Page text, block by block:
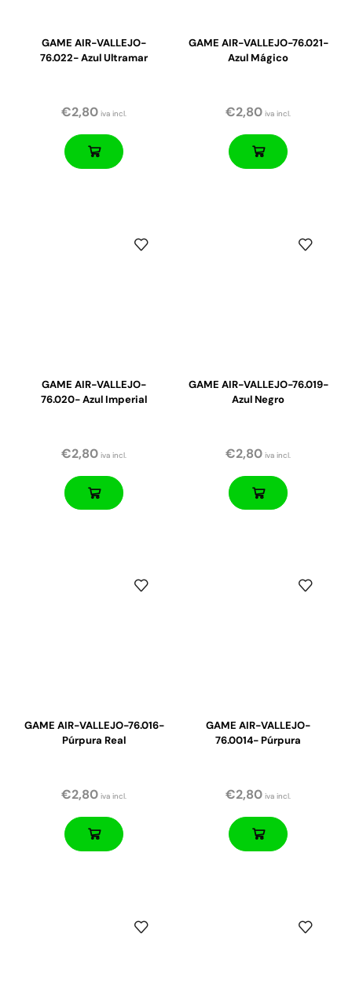
GAME AIR-VALLEJO-
76.022- Azul Ultramar
€2,80 iva incl.
GAME AIR-VALLEJO-76.021-
Azul Mágico
€2,80 iva incl.
GAME AIR-VALLEJO-
76.020- Azul Imperial
€2,80 iva incl.
GAME AIR-VALLEJO-76.019-
Azul Negro
€2,80 iva incl.
GAME AIR-VALLEJO-76.016-
Púrpura Real
€2,80 iva incl.
GAME AIR-VALLEJO-
76.0014- Púrpura
€2,80 iva incl.